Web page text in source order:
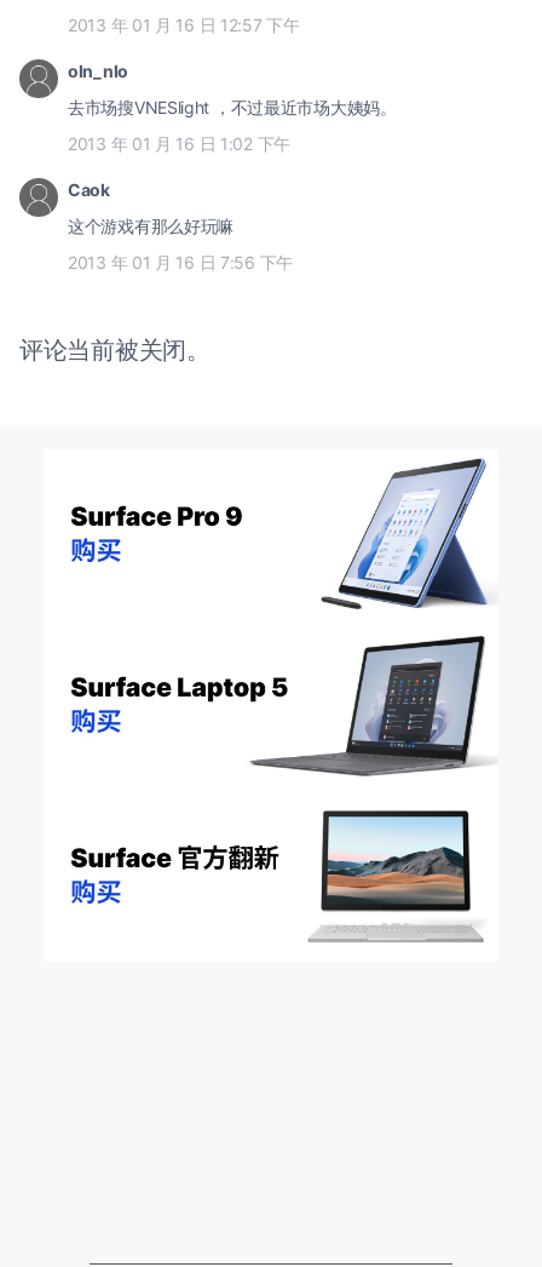
2013 年 01 月 16 日 12:57 下午
oln_nlo
去市场搜VNESlight ，不过最近市场大姨妈。
2013 年 01 月 16 日 1:02 下午
Caok
这个游戏有那么好玩嘛
2013 年 01 月 16 日 7:56 下午
评论当前被关闭。